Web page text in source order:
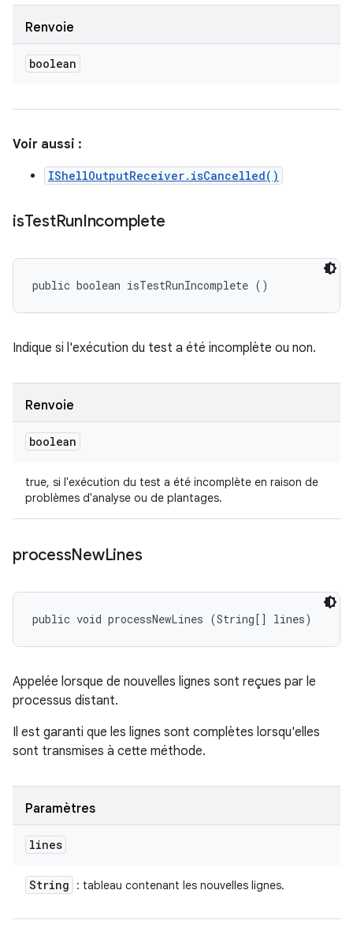
Renvoie
boolean
Voir aussi :
IShellOutputReceiver.isCancelled()
isTestRunIncomplete
public boolean isTestRunIncomplete ()
Indique si l'exécution du test a été incomplète ou non.
Renvoie
boolean
true, si l'exécution du test a été incomplète en raison de
problèmes d'analyse ou de plantages.
processNewLines
public void processNewLines (String[] lines)
Appelée lorsque de nouvelles lignes sont reçues par le
processus distant.
Il est garanti que les lignes sont complètes lorsqu'elles
sont transmises à cette méthode.
Paramètres
lines
String : tableau contenant les nouvelles lignes.